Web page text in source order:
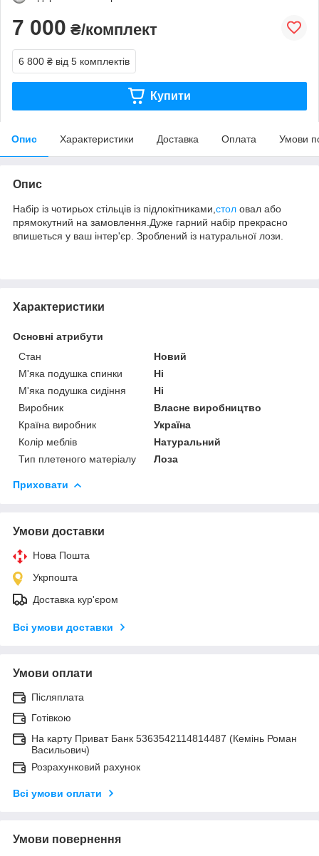
7 000 ₴/комплект
6 800 ₴ від 5 комплектів
Купити
Опис Характеристики Доставка Оплата Умови
Опис
Набір із чотирьох стільців із підлокітниками, стол овал або
прямокутний на замовлення.Дуже гарний набір прекрасно
впишеться у ваш інтер'єр. Зроблений із натуральної лози.
Характеристики
Основні атрибути
Стан
Новий
М'яка подушка спинки
Ні
М'яка подушка сидіння
Ні
Виробник
Власне виробництво
Країна виробник
Україна
Колір меблів
Натуральний
Тип плетеного матеріалу
Лоза
Приховати
Умови доставки
Нова Пошта
Укрпошта
Доставка кур'єром
Всі умови доставки
Умови оплати
Післяплата
Готівкою
На карту Приват Банк 5363542114814487 (Кемінь Роман
Васильович)
Розрахунковий рахунок
Всі умови оплати
Умови повернення